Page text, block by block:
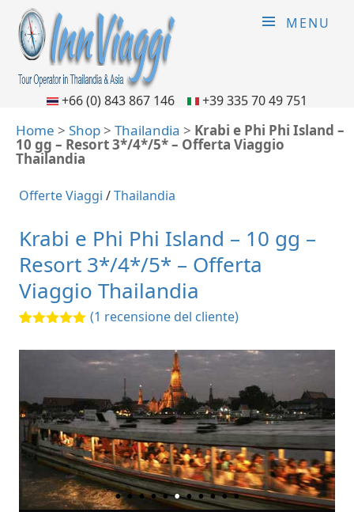
MENU
+66 (0) 843 867 146 +39 335 70 49 751
Home > Shop> Thailandia > Krabi e Phi Phi Island –
10 gg – Resort 3*/4*/5* – Offerta Viaggio
Thailandia
Offerte Viaggi /Thailandia
Krabi e Phi Phi Island – 10 gg –
Resort 3*/4*/5* – Offerta
Viaggio Thailandia
(1 recensione del cliente)
based on